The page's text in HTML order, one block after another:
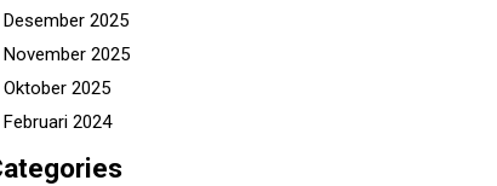
Desember 2025
November 2025
Oktober 2025
Februari 2024